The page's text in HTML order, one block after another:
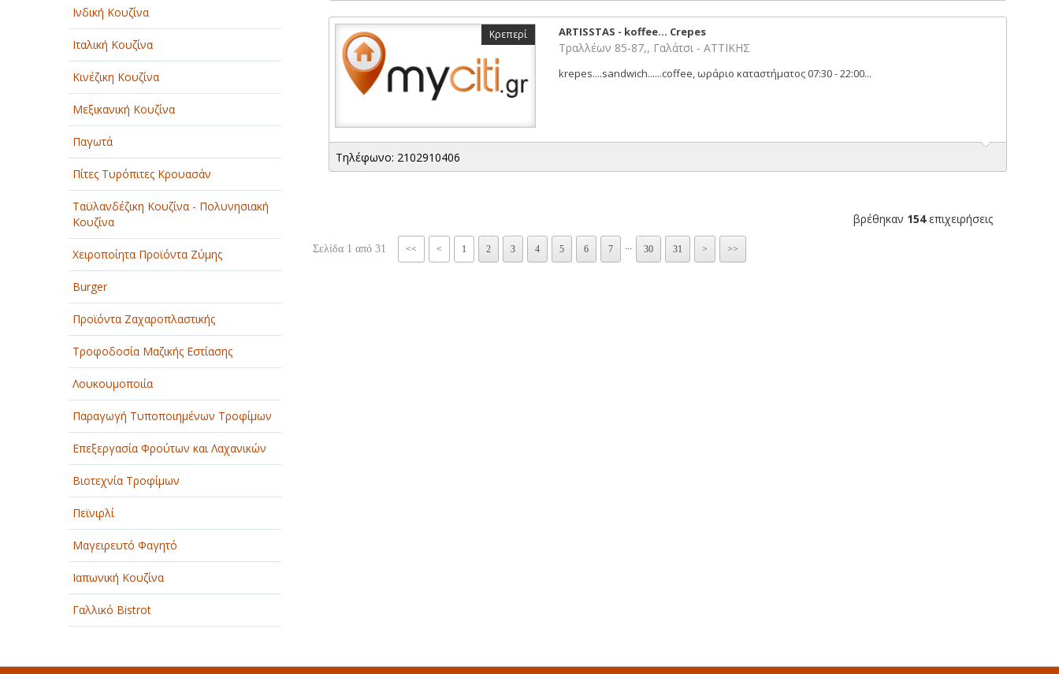
Ινδική Κουζίνα
Ιταλική Κουζίνα
Κινέζικη Κουζίνα
Μεξικανική Κουζίνα
Παγωτά
Πίτες Τυρόπιτες Κρουασάν
Ταϋλανδέζικη Κουζίνα - Πολυνησιακή
Κουζίνα
Χειροποίητα Προϊόντα Ζύμης
Burger
Προϊόντα Ζαχαροπλαστικής
Τροφοδοσία Μαζικής Εστίασης
Λουκουμοποιία
Παραγωγή Τυποποιημένων Τροφίμων
Επεξεργασία Φρούτων και Λαχανικών
Βιοτεχνία Τροφίμων
Πεϊνιρλί
Μαγειρευτό Φαγητό
Ιαπωνική Κουζίνα
Γαλλικό Bistrot
Κρεπερί ARTISSTAS - koffee... Crepes
Τραλλέων 85-87,, Γαλάτσι - ΑΤΤΙΚΗΣ
krepes....sandwich......coffee, ωράριο καταστήματος 07:30 - 22:00...
Τηλέφωνο: 2102910406
βρέθηκαν 154επιχειρήσεις
Σελίδα 1 από 31 << < 1 2 3 4 5 6 7 ... 30 31 > >>